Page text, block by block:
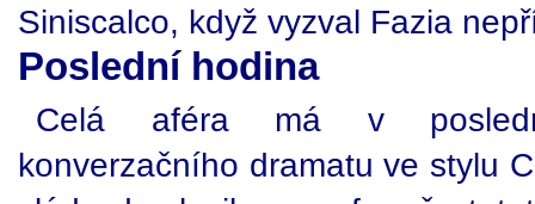
Siniscalco, když vyzval Fazia
Poslední hodina
Celá aféra má v
konverzačního dramatu ve stylu